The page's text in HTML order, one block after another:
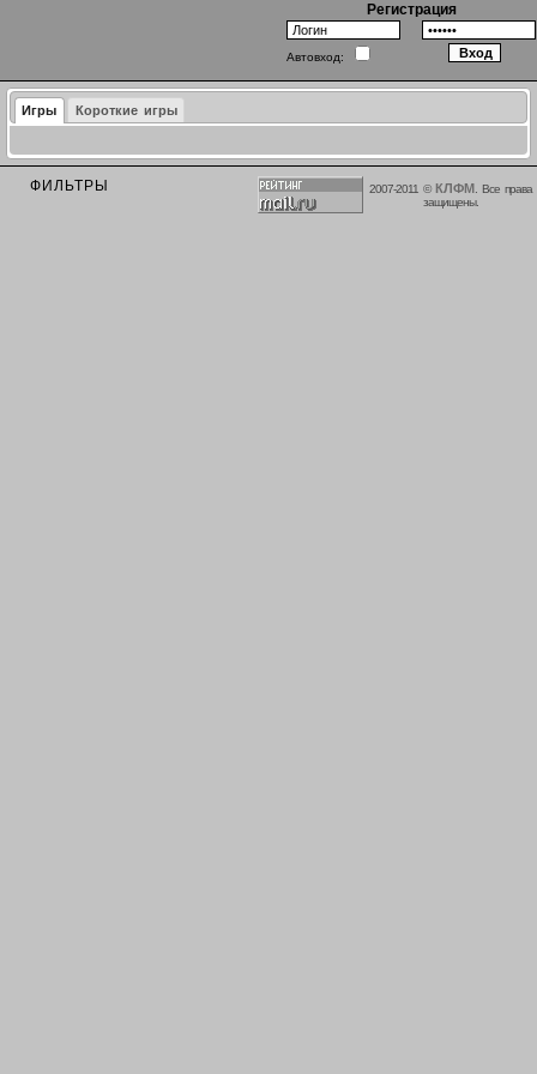
Регистрация
Автовход:
Игры Короткие игры
ФИЛЬТРЫ 2007-2011 © КЛФМ . Все права
защищены.